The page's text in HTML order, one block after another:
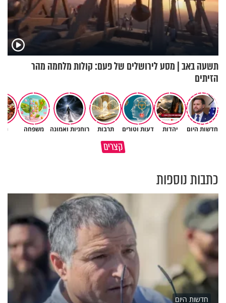
תשעה באב | מסע לירושלים של פעם: קולות מלחמה מהר
הזיתים
חדשות היום יהדות דעות וטורים תרבות רוחניות ואמונה משפחה
קצריםמדוע האמונה נמשלה למלח?
גם ׳הרע׳ זה הרחמים של בורא
כתבות נוספות
חדשות היום